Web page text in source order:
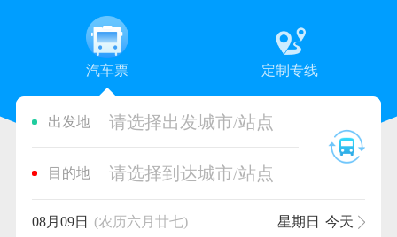
汽车票 定制专线
出发地 请选择出发城市/站点
目的地 请选择到达城市/站点
08月09日 (农历六月廿七) 星期日 今天